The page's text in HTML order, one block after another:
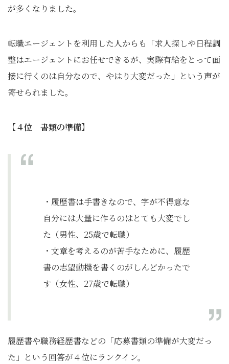
が多くなりました。
転職エージェントを利用した人からも「求人探しや日程調
整はエージェントにお任せできるが、実際有給をとって面
接に行くのは自分なので、やはり大変だった」という声が
寄せられました。
【４位 書類の準備】
・履歴書は手書きなので、字が不得意な
自分には大量に作るのはとても大変でし
た（男性、25歳で転職）
・文章を考えるのが苦手なために、履歴
書の志望動機を書くのがしんどかったで
す（女性、27歳で転職）
履歴書や職務経歴書などの「応募書類の準備が大変だっ
た」という回答が４位にランクイン。